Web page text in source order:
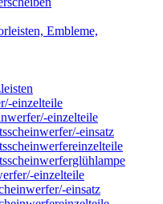
Embleme,
einzelteile
einzelteile
einsatz
einzelteile
einsatz